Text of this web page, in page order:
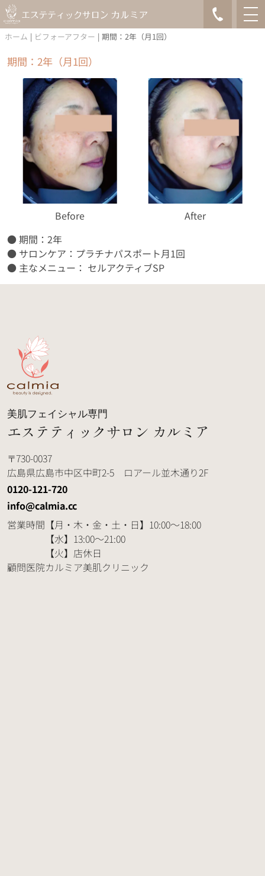
ホーム | ビフォーアフター | 期間：2年（月1回）
期間：2年（月1回）
Before
After
● 期間：2年
● サロンケア： プラチナパスポート月1回
● 主なメニュー： セルアクティブSP
美肌フェイシャル専門
エステティックサロン カルミア
730-0037
広島県広島市中区中町2-5 ロアール並木通り2F
0120-121-720
info@calmia.cc
営業時間 【月・木・金・土・日】10:00～18:00
【水】13:00～21:00
【火】店休日
顧問医院カルミア美肌クリニック